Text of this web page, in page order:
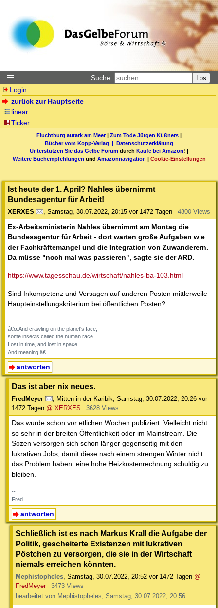
Suche: Los
Login
zurück zur Hauptseite
linear
Ticker
Fluchtburg autark am Meer| Zum Tode Jürgen Küßners |
Bücher vom Kopp-Verlag | Datenschutzerklärung
Unterstützen Sie das Gelbe Forum durch Käufe bei Amazon! |
Weitere Buchempfehlungen und Amazonnavigation | Cookie-Einstellungen
Ist heute der 1. April? Nahles übernimmt
Bundesagentur für Arbeit!
XERXES , Samstag, 30.07.2022, 20:15 vor 1472 Tagen 4800 Views
Ex-Arbeitsministerin Nahles übernimmt am Montag die
Bundesagentur für Arbeit - dort warten große Aufgaben wie
der Fachkräftemangel und die Integration von Zuwanderern.
Da müsse "noch mal was passieren", sagte sie der ARD.
https://www.tagesschau.de/wirtschaft/nahles-ba-103.html
Sind Inkompetenz und Versagen auf anderen Posten mittlerweile
Haupteinstellungskriterium bei öffentlichen Posten?
--
â€œAnd crawling on the planet's face,
some insects called the human race.
Lost in time, and lost in space.
And meaning.â€
antworten
Das ist aber nix neues.
FredMeyer , Mitten in der Karibik, Samstag, 30.07.2022, 20:26 vor
1472 Tagen @ XERXES 3628 Views
Das wurde schon vor etlichen Wochen publiziert. Vielleicht nicht
so sehr in der breiten Öffentlichkeit oder im Mainstream. Die
Sozen versorgen sich schon länger gegenseitig mit den
lukrativen Jobs, damit diese nach einem strengen Winter nicht
das Problem haben, eine hohe Heizkostenrechnung schuldig zu
bleiben.
--
Fred
antworten
Schließlich ist es nach Markus Krall die Aufgabe der
Politik, gescheiterte Existenzen mit lukrativen
Pöstchen zu versorgen, die sie in der Wirtschaft
niemals erreichen könnten.
Mephistopheles, Samstag, 30.07.2022, 20:52 vor 1472 Tagen @
FredMeyer
3473 Views
bearbeitet von Mephistopheles, Samstag, 30.07.2022, 20:56